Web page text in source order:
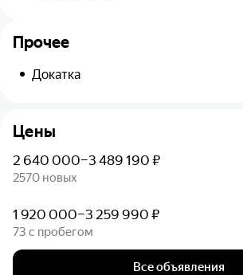
Прочее
Докатка
Цены
2 640 000–3 489 190 ₽
2570 новых
1 920 000–3 259 990 ₽
73 с пробегом
Все объявления